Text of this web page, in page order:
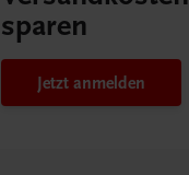
sparen
Jetzt anmelden